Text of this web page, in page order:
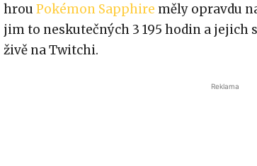
hrou Pokémon Sapphire měly opravdu
jim to neskutečných 3 195 hodin a jejich
živě na Twitchi.
Reklama